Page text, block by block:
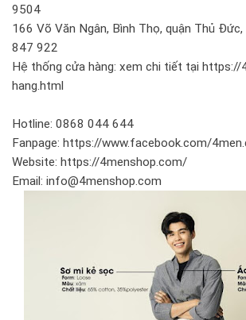
9504
166 Võ Văn Ngân, Bình Thọ, quận Thủ
847 922
Hệ thống cửa hàng: xem chi tiết tại https://
hang.html
Hotline: 0868 044 644
Fanpage: https://www.facebook.com/
Website: https://4menshop.com/
Email: info@4menshop.com